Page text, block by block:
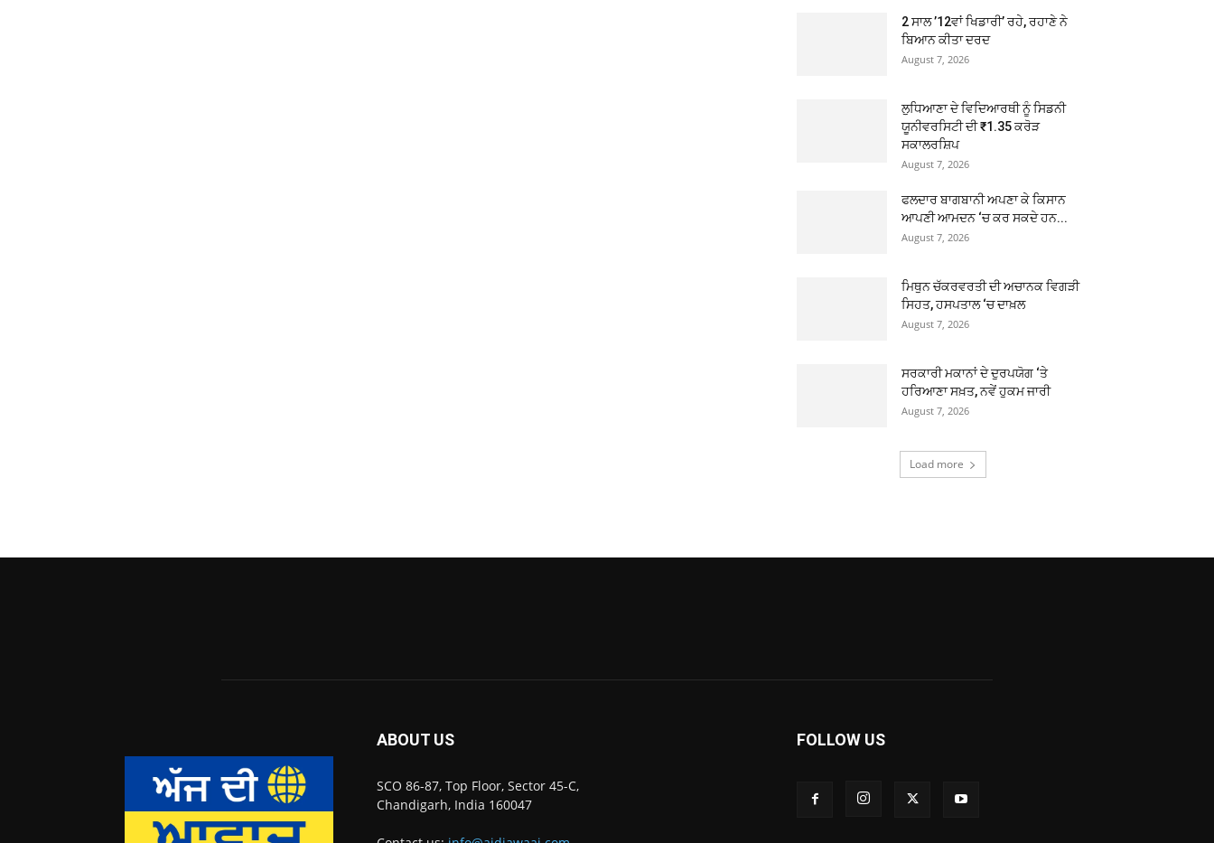
2 ਸਾਲ ’12ਵਾਂ ਖਿਡਾਰੀ’ ਰਹੇ, ਰਹਾਣੇ ਨੇ
ਬਿਆਨ ਕੀਤਾ ਦਰਦ
August 7, 2026
ਲੁਧਿਆਣਾ ਦੇ ਵਿਦਿਆਰਥੀ ਨੂੰ ਸਿਡਨੀ
ਯੂਨੀਵਰਸਿਟੀ ਦੀ ₹1.35 ਕਰੋੜ
ਸਕਾਲਰਸ਼ਿਪ
August 7, 2026
ਫਲਦਾਰ ਬਾਗਬਾਨੀ ਅਪਣਾ ਕੇ ਕਿਸਾਨ
ਆਪਣੀ ਆਮਦਨ ‘ਚ ਕਰ ਸਕਦੇ ਹਨ...
August 7, 2026
ਮਿਥੁਨ ਚੱਕਰਵਰਤੀ ਦੀ ਅਚਾਨਕ ਵਿਗੜੀ
ਸਿਹਤ, ਹਸਪਤਾਲ ‘ਚ ਦਾਖ਼ਲ
August 7, 2026
ਸਰਕਾਰੀ ਮਕਾਨਾਂ ਦੇ ਦੁਰਪਯੋਗ ‘ਤੇ
ਹਰਿਆਣਾ ਸਖ਼ਤ, ਨਵੇਂ ਹੁਕਮ ਜਾਰੀ
August 7, 2026
Load more
ABOUT US
SCO 86-87, Top Floor, Sector 45-C,
Chandigarh, India 160047
FOLLOW US